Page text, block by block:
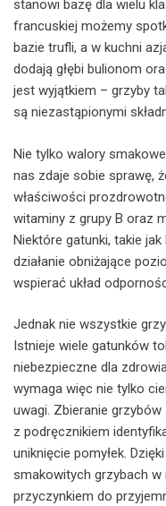
stanowi bazę dla wielu
francuskiej możemy
bazie trufli, a w kuchni
dodają głębi bulionom
jest wyjątkiem – grzyby
są niezastąpionymi
Nie tylko walory
nas zdaje sobie sprawę,
właściwości
witaminy z grupy B oraz
Niektóre gatunki, takie
działanie obniżające
wspierać układ
Jednak nie wszystkie
Istnieje wiele gatunków
niebezpieczne dla
wymaga więc nie tylko
uwagi. Zbieranie
z podręcznikiem
uniknięcie pomyłek.
smakowitych grzybach
przyczynkiem do